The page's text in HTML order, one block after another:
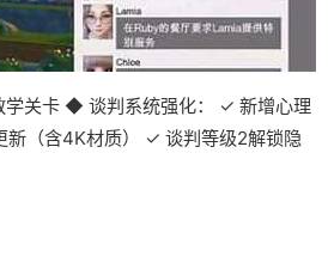
关卡 ◆ 谈判系统强化： ✓ 新增心理
（含4K材质） ✓ 谈判等级2解锁隐